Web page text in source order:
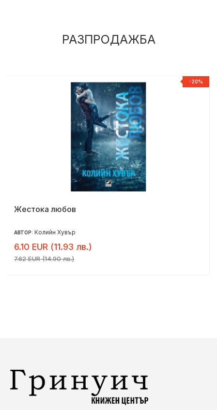
РАЗПРОДАЖБА
-20%
Жестока любов
АВТОР: Колийн Хувър
6.10 EUR (11.93 лв.)
7.62 EUR (14.90 лв.)